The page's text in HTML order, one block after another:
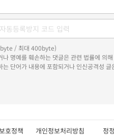
byte / 최대 400byte)
명예를 훼손하는 댓글은 관련 법률에 의
단어가 내용에 포함되거나 인신공격성
보호정책 개인정보처리방침 정